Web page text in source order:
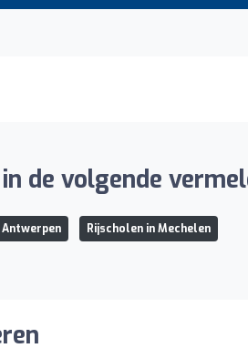
de volgende
Rijscholen in Mechelen